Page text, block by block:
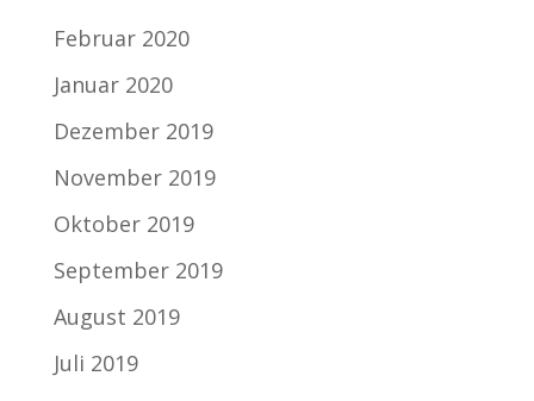
Februar 2020
Januar 2020
Dezember 2019
November 2019
Oktober 2019
September 2019
August 2019
Juli 2019